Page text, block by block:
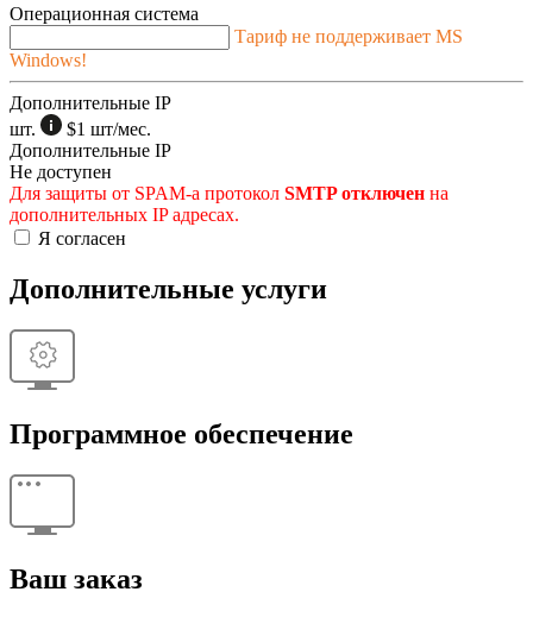
Операционная система
Тариф не поддерживает MS
Windows!
Дополнительные IP
шт.
$1 шт/мес.
Дополнительные IP
Не доступен
Для защиты от SPAM-а протокол SMTP отключен на
дополнительных IP адресах.
Я согласен
Дополнительные услуги
Программное обеспечение
Ваш заказ